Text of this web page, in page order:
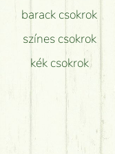
barack csokrok
színes csokrok
kék csokrok